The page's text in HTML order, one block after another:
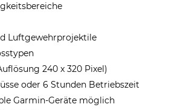
Luftgewehrprojektile
240 x 320 Pixel)
oder 6 Stunden Betriebszeit
Garmin-Geräte möglich